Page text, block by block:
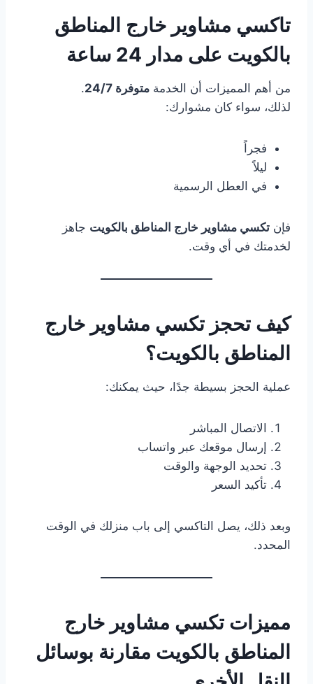
تاكسي مشاوير خارج المناطق
بالكويت على مدار 24 ساعة
من أهم المميزات أن الخدمة متوفرة 24/7
.
لذلك، سواء كان مشوارك:
فجراً
ليلاً
في العطل الرسمية
فإن تكسي مشاوير خارج المناطق بالكويت جاهز
لخدمتك في أي وقت.
كيف تحجز تكسي مشاوير خارج
المناطق بالكويت؟
عملية الحجز بسيطة جدًا، حيث يمكنك:
الاتصال المباشر
إرسال موقعك عبر واتساب
تحديد الوجهة والوقت
تأكيد السعر
وبعد ذلك، يصل التاكسي إلى باب منزلك في الوقت
المحدد.
مميزات تكسي مشاوير خارج
المناطق بالكويت مقارنة بوسائل